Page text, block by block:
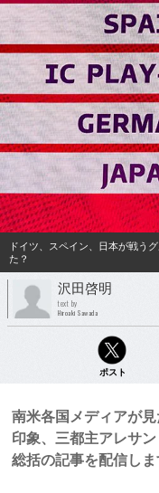
ドイツ、スペイン、日本が戦う
た？
沢田啓明
text by
Hiroaki Sawada
ポスト
南米各国メディアが
印象、三都主アレサ
総括の記事を配信し